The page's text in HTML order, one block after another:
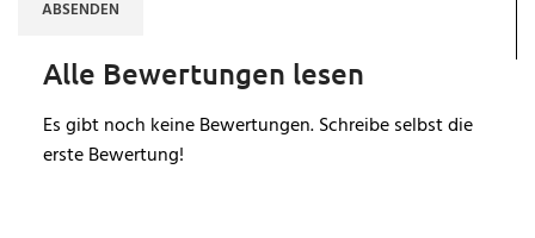
ABSENDEN
Alle Bewertungen lesen
Es gibt noch keine Bewertungen. Schreibe selbst die
erste Bewertung!